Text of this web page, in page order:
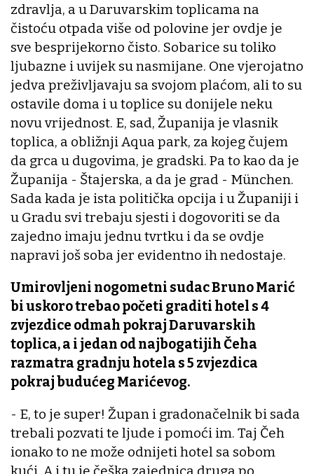
zdravlja, a u Daruvarskim toplicama na
čistoću otpada više od polovine jer ovdje je
sve besprijekorno čisto. Sobarice su toliko
ljubazne i uvijek su nasmijane. One vjerojatno
jedva preživljavaju sa svojom plaćom, ali to su
ostavile doma i u toplice su donijele neku
novu vrijednost. E, sad, Županija je vlasnik
toplica, a obližnji Aqua park, za kojeg čujem
da grca u dugovima, je gradski. Pa to kao da je
Županija - Štajerska, a da je grad - München.
Sada kada je ista politička opcija i u Županiji i
u Gradu svi trebaju sjesti i dogovoriti se da
zajedno imaju jednu tvrtku i da se ovdje
napravi još soba jer evidentno ih nedostaje.
Umirovljeni nogometni sudac Bruno Marić
bi uskoro trebao početi graditi hotel s 4
zvjezdice odmah pokraj Daruvarskih
toplica, a i jedan od najbogatijih Čeha
razmatra gradnju hotela s 5 zvjezdica
pokraj budućeg Marićevog.
- E, to je super! Župan i gradonačelnik bi sada
trebali pozvati te ljude i pomoći im. Taj Čeh
ionako to ne može odnijeti hotel sa sobom